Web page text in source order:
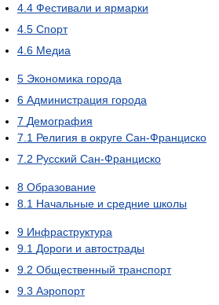
4.4 Фестивали и ярмарки
4.5 Спорт
4.6 Медиа
5 Экономика города
6 Администрация города
7 Демография
7.1 Религия в округе Сан-Франциско
7.2 Русский Сан-Франциско
8 Образование
8.1 Начальные и средние школы
9 Инфраструктура
9.1 Дороги и автострады
9.2 Общественный транспорт
9.3 Аэропорт